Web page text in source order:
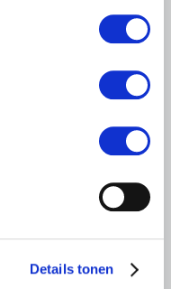
Details tonen
houdt te weinig
vorige week in haar